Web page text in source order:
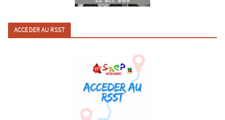
ACCEDER AU RSST